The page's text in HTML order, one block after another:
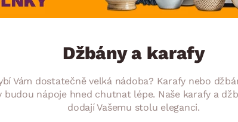
DOMÁCÍ SPOTŘEBIČE
Džbány a karafy
Vám dostatečně velká nádoba? Karafy nebo
nápoje hned chutnat lépe. Naše karafy a
dodají Vašemu stolu eleganci.